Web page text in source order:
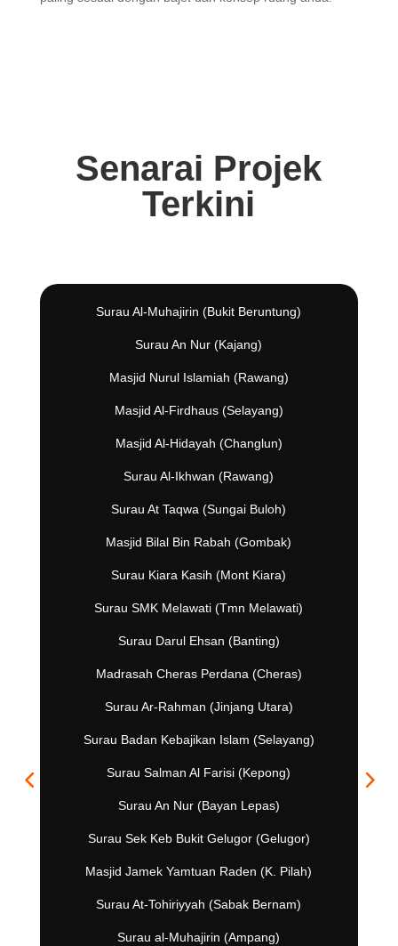
Senarai Projek
Terkini
Surau Al-Muhajirin (Bukit Beruntung)
Surau An Nur (Kajang)
Masjid Nurul Islamiah (Rawang)
Masjid Al-Firdhaus (Selayang)
Masjid Al-Hidayah (Changlun)
Surau Al-Ikhwan (Rawang)
Surau At Taqwa (Sungai Buloh)
Masjid Bilal Bin Rabah (Gombak)
Surau Kiara Kasih (Mont Kiara)
Surau SMK Melawati (Tmn Melawati)
Surau Darul Ehsan (Banting)
Madrasah Cheras Perdana (Cheras)
Surau Ar-Rahman (Jinjang Utara)
Surau Badan Kebajikan Islam (Selayang)
Surau Salman Al Farisi (Kepong)
Surau An Nur (Bayan Lepas)
Surau Sek Keb Bukit Gelugor (Gelugor)
Masjid Jamek Yamtuan Raden (K. Pilah)
Surau At-Tohiriyyah (Sabak Bernam)
Surau al-Muhajirin (Ampang)